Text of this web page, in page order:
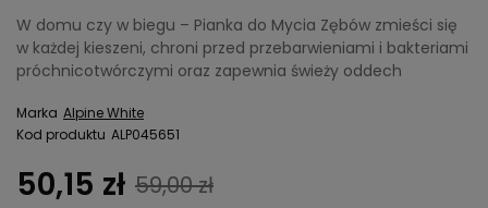
W domu czy w biegu – Pianka do Mycia Zębów zmieści się
w każdej kieszeni, chroni przed przebarwieniami i bakteriami
próchnicotwórczymi oraz zapewnia świeży oddech
Marka Alpine White
Kod produktu ALP045651
50,15 zł 59,00 zł